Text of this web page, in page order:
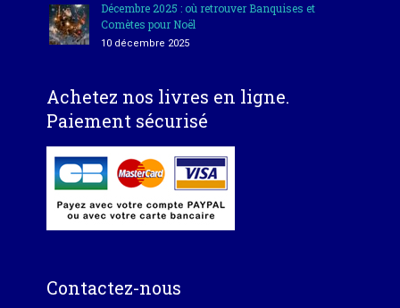
Décembre 2025 : où retrouver Banquises et
Comètes pour Noël
10 décembre 2025
Achetez nos livres en ligne.
Paiement sécurisé
Contactez-nous